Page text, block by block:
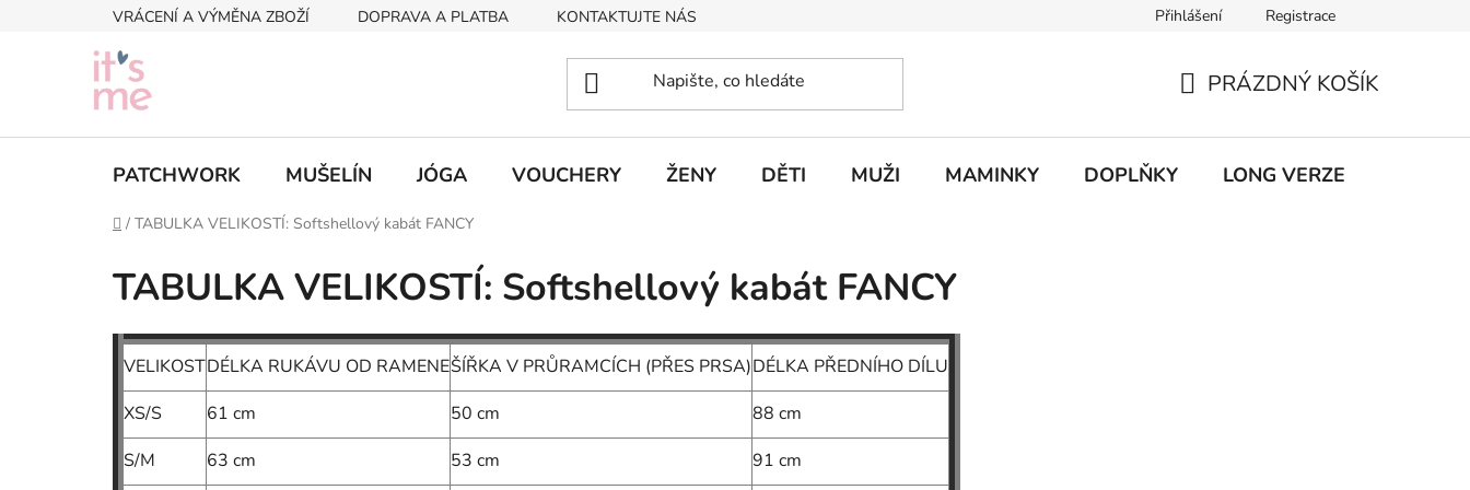
VRÁCENÍ A VÝMĚNA ZBOŽÍ DOPRAVA A PLATBA KONTAKTUJTE NÁS Podmínky ochrany osobních údajůPřihlášení Registrace
KOŠÍK
PRÁZDNÝ KOŠÍK
PATCHWORK MUŠELÍN JÓGA VOUCHERY ŽENY DĚTI MUŽI MAMINKY DOPLŇKY LONG VERZE
Domů
/ TABULKA VELIKOSTÍ: Softshellový kabát FANCY
TABULKA VELIKOSTÍ: Softshellový kabát FANCY
VELIKOSTDÉLKA RUKÁVU OD RAMENEŠÍŘKA V PRŮRAMCÍCH (PŘES PRSA)DÉLKA PŘEDNÍHO DÍLU
XS/S
61 cm 50 cm
88 cm
S/M
63 cm 53 cm
91 cm